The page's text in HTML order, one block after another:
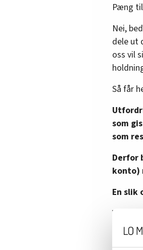
Pæng
Nei,
dele ut
oss vil
Så får
som
som
Derfor
konto)
En slik
Ved å
noe